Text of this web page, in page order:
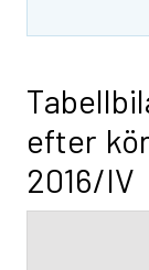
efter
2016/IV